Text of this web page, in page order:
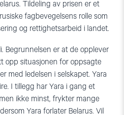
Tildeling av prisen er et
fagbevegelsens rolle som
og rettighetsarbeid i landet.
Begrunnelsen er at de opplever
opp situasjonen for oppsagte
med ledelsen i selskapet. Yara
I tillegg har Yara i gang et
ikke minst, frykter mange
Yara forlater Belarus. Vil